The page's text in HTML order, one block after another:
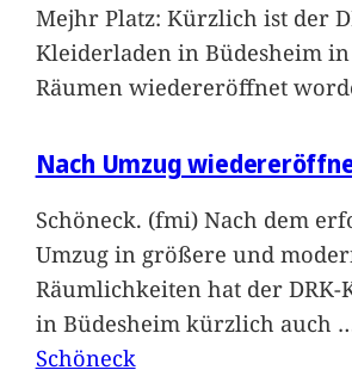
Mejhr Platz: Kürzlich ist der
Kleiderladen in Büdesheim
Räumen wiedereröffnet
Nach Umzug
Schöneck. (fmi) Nach dem
Umzug in größere und
Räumlichkeiten hat der DRK-
in Büdesheim kürzlich auch
Schöneck